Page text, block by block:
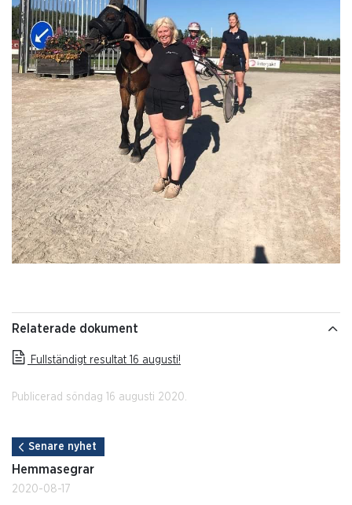
Relaterade dokument
Fullständigt resultat 16 augusti!
Publicerad söndag 16 augusti 2020.
Senare nyhet
Hemmasegrar
2020-08-17